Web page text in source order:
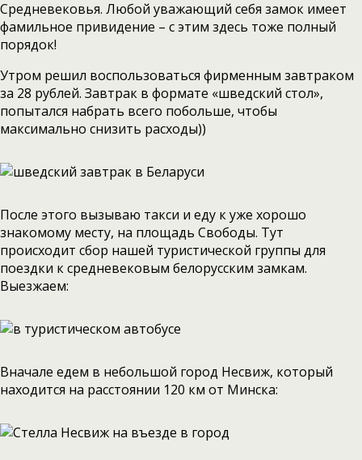
Средневековья. Любой уважающий себя замок имеет
фамильное привидение – с этим здесь тоже полный
порядок!
Утром решил воспользоваться фирменным завтраком
за 28 рублей. Завтрак в формате «шведский стол»,
попытался набрать всего побольше, чтобы
максимально снизить расходы))
После этого вызываю такси и еду к уже хорошо
знакомому месту, на площадь Свободы. Тут
происходит сбор нашей туристической группы для
поездки к средневековым белорусским замкам.
Выезжаем:
Вначале едем в небольшой город Несвиж, который
находится на расстоянии 120 км от Минска: